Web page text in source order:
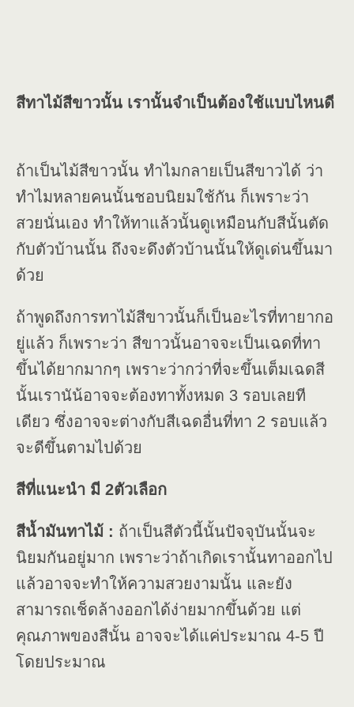
สีทาไม้สีขาวนั้น เรานั้นจำเป็นต้องใช้แบบไหนดี
ถ้าเป็นไม้สีขาวนั้น ทำไมกลายเป็นสีขาวได้ ว่า
ทำไมหลายคนนั้นชอบนิยมใช้กัน ก็เพราะว่า
สวยนั่นเอง ทำให้ทาแล้วนั้นดูเหมือนกับสีนั้นตัด
กับตัวบ้านนั้น ถึงจะดึงตัวบ้านนั้นให้ดูเด่นขึ้นมา
ด้วย
ถ้าพูดถึงการทาไม้สีขาวนั้นก็เป็นอะไรที่ทายากอ
ยู่แล้ว ก็เพราะว่า สีขาวนั้นอาจจะเป็นเฉดที่ทา
ขึ้นได้ยากมากๆ เพราะว่ากว่าที่จะขึ้นเต็มเฉดสี
นั้นเรานัน้อาจจะต้องทาทั้งหมด 3 รอบเลยที
เดียว ซึ่งอาจจะต่างกับสีเฉดอื่นที่ทา 2 รอบแล้ว
จะดีขึ้นตามไปด้วย
สีที่แนะนำ มี 2ตัวเลือก
สีน้ำมันทาไม้ : ถ้าเป็นสีตัวนี้นั้นปัจจุบันนั้นจะ
นิยมกันอยู่มาก เพราะว่าถ้าเกิดเรานั้นทาออกไป
แล้วอาจจะทำให้ความสวยงามนั้น และยัง
สามารถเช็ดล้างออกได้ง่ายมากขึ้นด้วย แต่
คุณภาพของสีนั้น อาจจะได้แค่ประมาณ 4-5 ปี
โดยประมาณ